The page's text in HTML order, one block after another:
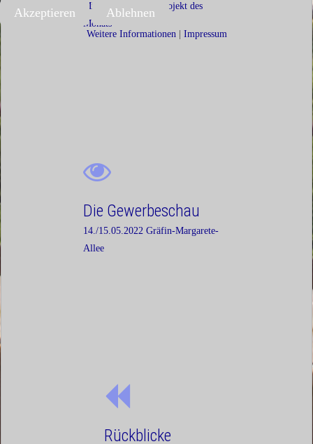
Mitglieder und ihr Projekt des
Monats
Die Gewerbeschau
14./15.05.2022 Gräfin-Margarete-
Allee
Rückblicke
Akzeptieren Ablehnen
Weitere Informationen | Impressum